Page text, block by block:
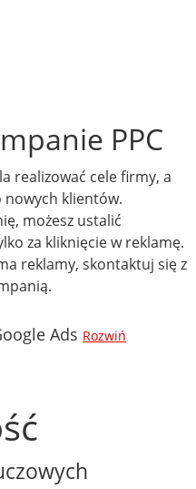
PPC
realizować cele firmy, a
nowych klientów.
możesz ustalić
za kliknięcie w reklamę.
reklamy, skontaktuj się z
Ads Rozwiń